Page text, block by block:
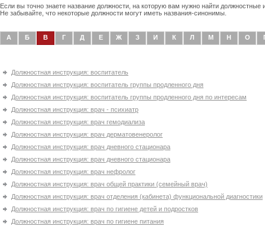
Если вы точно знаете название должности, на которую вам нужно найти
Не забывайте, что некоторые должности могут иметь названия-синонимы.
А Б В Г Д Е Ж З И К Л М Н О
Должностная инструкция: воспитатель
Должностная инструкция: воспитатель группы продленного дня
Должностная инструкция: воспитатель группы продленного дня по интересам
Должностная инструкция: врач - психиатр
Должностная инструкция: врач гемодиализа
Должностная инструкция: врач дерматовенеролог
Должностная инструкция: врач дневного стационара
Должностная инструкция: врач дневного стационара
Должностная инструкция: врач нефролог
Должностная инструкция: врач общей практики (семейный врач)
Должностная инструкция: врач отделения (кабинета) функциональной диагностики
Должностная инструкция: врач по гигиене детей и подростков
Должностная инструкция: врач по гигиене питания